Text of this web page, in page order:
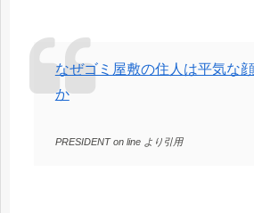
なぜゴミ屋敷の住人は平気な
か
PRESIDENT on line より引用